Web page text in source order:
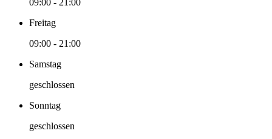
09:00 - 21:00
Freitag
09:00 - 21:00
Samstag
geschlossen
Sonntag
geschlossen